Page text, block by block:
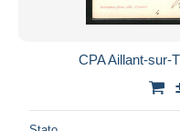
CPA Aillant-sur-